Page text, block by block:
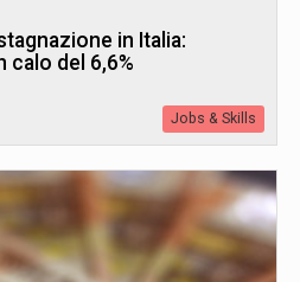
in Italia:
calo del 6,6%
Jobs & Skills